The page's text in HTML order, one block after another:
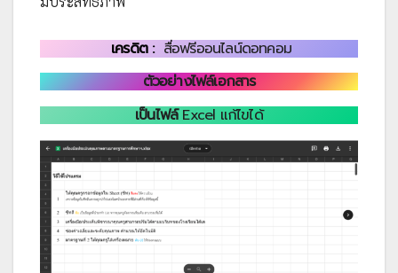
เครดิต : สื่อฟรีออนไลน์ดอทคอม
ตัวอย่างไฟล์เอกสาร
เป็นไฟล์Excel แก้ไขได้